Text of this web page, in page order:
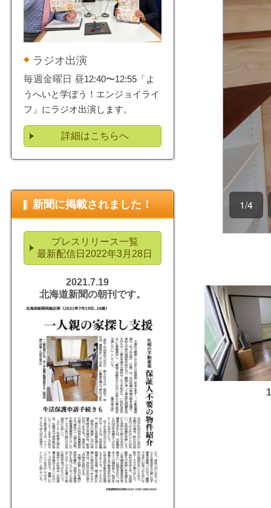
ラジオ出演
毎週金曜日 昼12:40〜12:55「よ
うへいと学ぼう！エンジョイライ
フ」にラジオ出演します。
詳細はこちらへ
新聞に掲載されました！
プレスリリース一覧
最新配信日2022年3月28日
2021.7.19
北海道新聞の朝刊です。